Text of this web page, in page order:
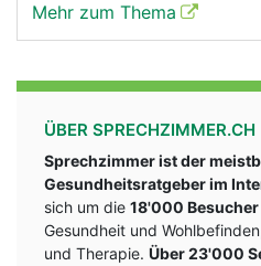
Mehr zum Thema
ÜBER SPRECHZIMMER.CH
Sprechzimmer ist der
Gesundheitsratgeber im
sich um die 18'000 Besucher
Gesundheit und
und Therapie. Über 23'000